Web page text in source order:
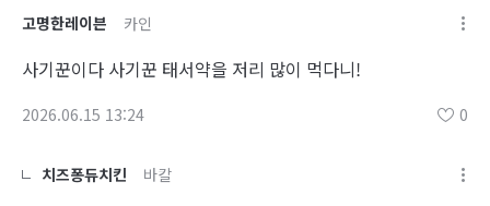
고명한레이븐 카인
사기꾼이다 사기꾼 태서약을 저리 많이 먹다니!
2026.06.15 13:24 0
치즈퐁듀치킨 바칼